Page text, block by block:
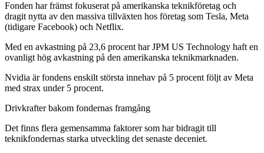
Fonden har främst fokuserat på amerikanska teknikföretag och
dragit nytta av den massiva tillväxten hos företag som Tesla, Meta
(tidigare Facebook) och Netflix.
Med en avkastning på 23,6 procent har JPM US Technology haft en
ovanligt hög avkastning på den amerikanska teknikmarknaden.
Nvidia är fondens enskilt största innehav på 5 procent följt av Meta
med strax under 5 procent.
Drivkrafter bakom fondernas framgång
Det finns flera gemensamma faktorer som har bidragit till
teknikfondernas starka utveckling det senaste deceniet.